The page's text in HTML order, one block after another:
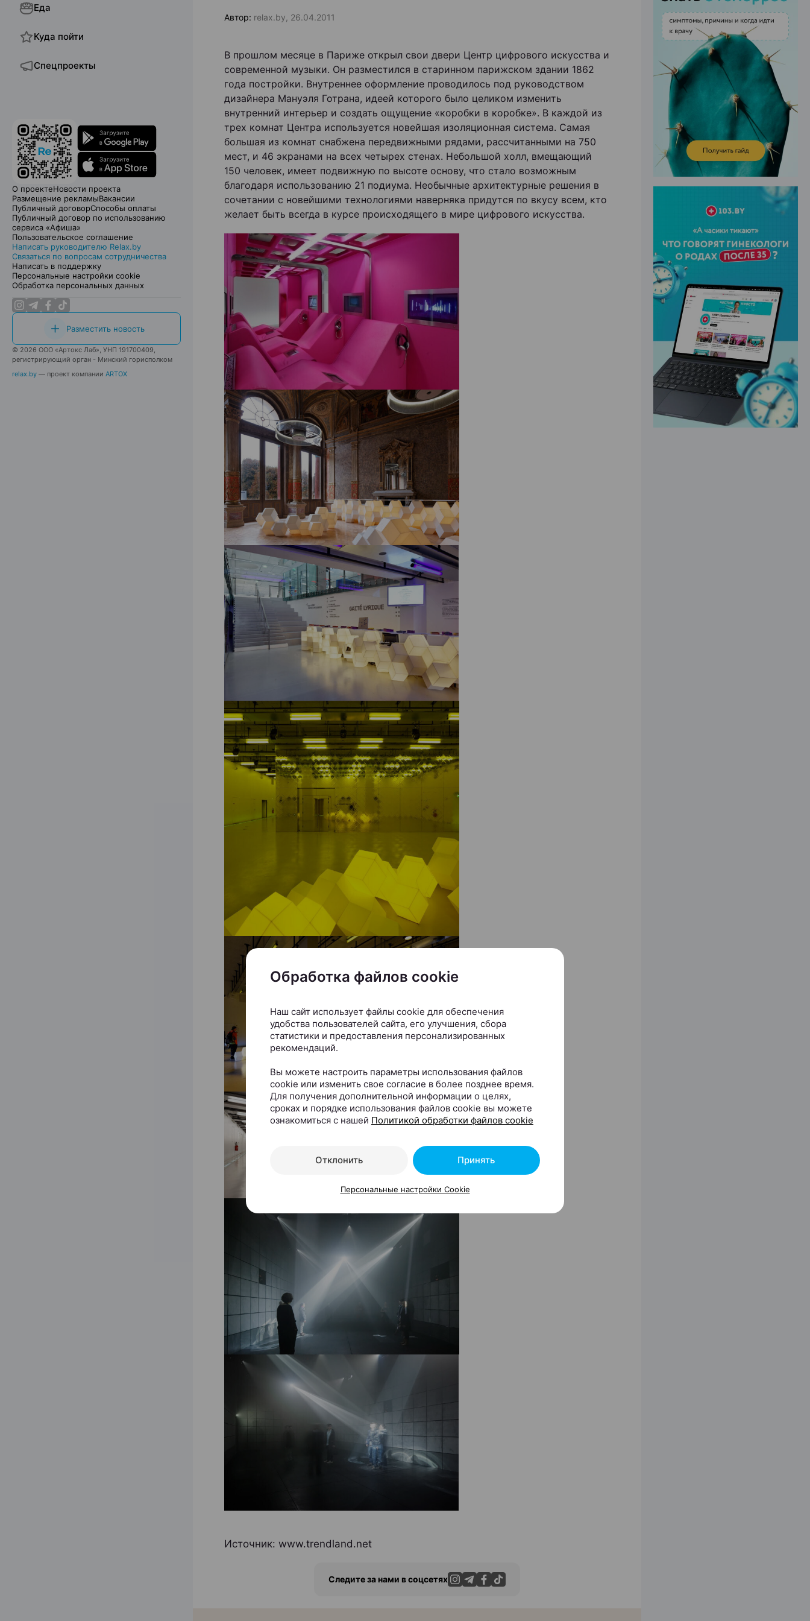
Еда
Куда пойти
Спецпроекты
О проектеНовости проекта
Размещение рекламыВакансии
Публичный договорСпособы оплаты
Публичный договор по использованию
сервиса «Афиша»
Пользовательское соглашение
Написать руководителю Relax.by
Связаться по вопросам сотрудничества
Написать в поддержку
Персональные настройки cookie
Обработка персональных данных
Разместить новость
© 2026 ООО «Артокс Лаб», УНП 191700409,
регистрирующий орган - Минский горисполком
relax.by — проект компании ARTOX
Автор: relax.by, 26.04.2011
В прошлом месяце в Париже открыл свои двери Центр цифрового искусства и
современной музыки. Он разместился в старинном парижском здании 1862
года постройки. Внутреннее оформление проводилось под руководством
дизайнера Мануэля Готрана, идеей которого было целиком изменить
внутренний интерьер и создать ощущение «коробки в коробке». В каждой из
трех комнат Центра используется новейшая изоляционная система. Самая
большая из комнат снабжена передвижными рядами, рассчитанными на 750
мест, и 46 экранами на всех четырех стенах. Небольшой холл, вмещающий
150 человек, имеет подвижную по высоте основу, что стало возможным
благодаря использованию 21 подиума. Необычные архитектурные решения в
сочетании с новейшими технологиями наверняка придутся по вкусу всем, кто
желает быть всегда в курсе происходящего в мире цифрового искусства.
Источник: www.trendland.net
Следите за нами в соцсетях
ЭФФЕКТИВНАЯ РЕКЛАМА НА САЙТЕ
ЭФФЕКТИВНАЯ РЕКЛАМА НА САЙТЕ
Обработка файлов cookie
Наш сайт использует файлы cookie для обеспечения
удобства пользователей сайта, его улучшения, сбора
статистики и предоставления персонализированных
рекомендаций.
Вы можете настроить параметры использования файлов
cookie или изменить свое согласие в более позднее время.
Для получения дополнительной информации о целях,
сроках и порядке использования файлов cookie вы можете
ознакомиться с нашей Политикой обработки файлов cookie
Отклонить Принять
Персональные настройки Cookie